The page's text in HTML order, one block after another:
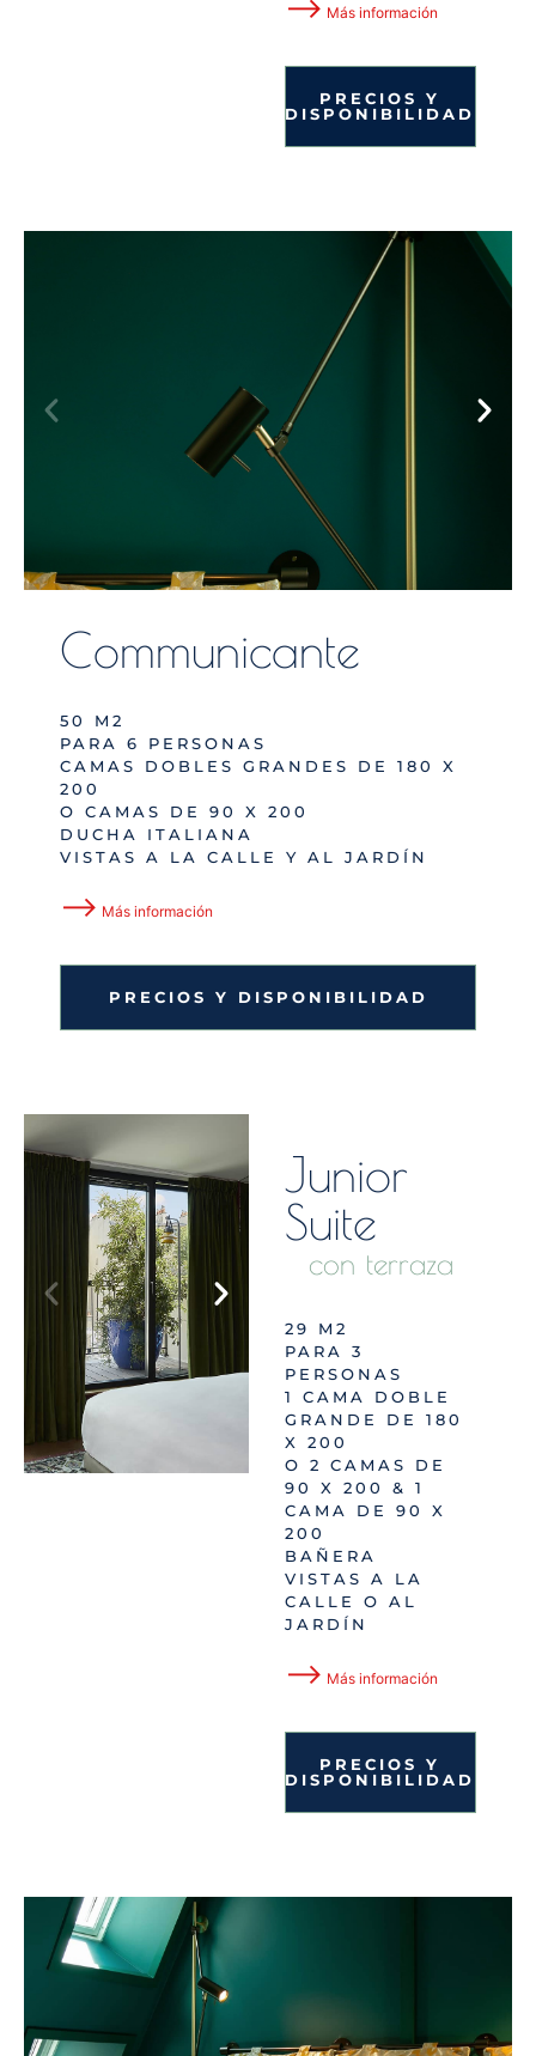
⟶ Más información
PRECIOS Y
DISPONIBILIDAD
Communicante
50 M2
PARA 6 PERSONAS
CAMAS DOBLES GRANDES DE 180 X
200
O CAMAS DE 90 X 200
DUCHA ITALIANA
VISTAS A LA CALLE Y AL JARDÍN
⟶ Más información
PRECIOS Y DISPONIBILIDAD
Junior
Suite
con terraza
29 M2
PARA 3
PERSONAS
1 CAMA DOBLE
GRANDE DE 180
X 200
O 2 CAMAS DE
90 X 200 & 1
CAMA DE 90 X
200
BAÑERA
VISTAS A LA
CALLE O AL
JARDÍN
⟶ Más información
PRECIOS Y
DISPONIBILIDAD